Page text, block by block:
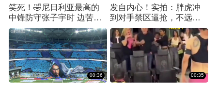
笑死！🤣尼日利亚最高的
中锋防守张子宇时 边苦笑
边弃防
发自内心！实拍：胖虎冲
到对手禁区逼抢，不远处
梅西微笑送上掌声
00:36 00:35